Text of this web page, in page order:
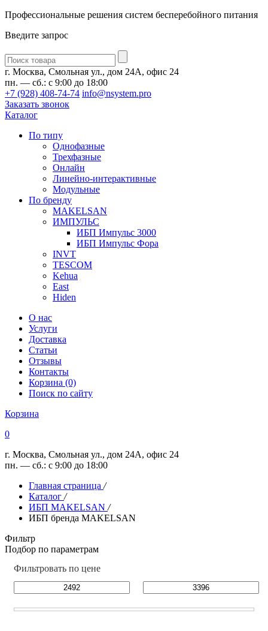
Профессиональные решения систем бесперебойного питания
Введите запрос
Введите
запрос
г. Москва, Смольная ул., дом 24А, офис 24
пн. — сб.: с 9:00 до 18:00
+7 (928) 408-74-74 info@nsystem.pro
Заказать звонок
Каталог
По типу
Однофазные
Трехфазные
Онлайн
Линейно-интерактивные
Модульные
По бренду
MAKELSAN
ИМПУЛЬС
ИБП Импульс 3000
ИБП Импульс Фора
INVT
TESCOM
Kehua
East
Hiden
О нас
Услуги
Доставка
Статьи
Отзывы
Контакты
Корзина (0)
Поиск по сайту
Корзина
0
г. Москва, Смольная ул., дом 24А, офис 24
пн. — сб.: с 9:00 до 18:00
Главная страница /
Каталог /
ИБП MAKELSAN /
ИБП бренда MAKELSAN
Фильтр
Подбор по параметрам
Фильтровать по цене